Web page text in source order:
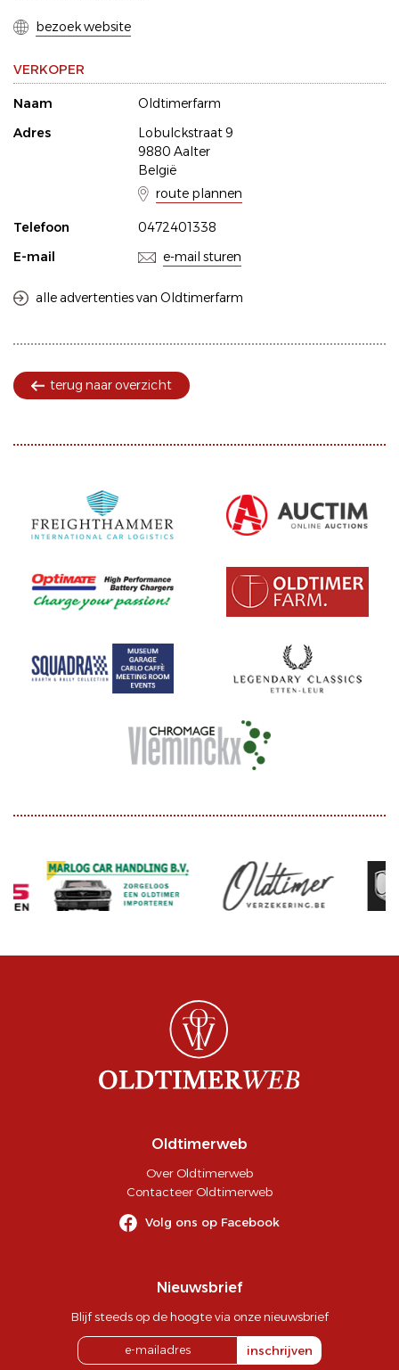
bezoek website
VERKOPER
Naam
Oldtimerfarm
Adres
Lobulckstraat 9
9880 Aalter
België
route plannen
Telefoon
0472401338
E-mail
e-mail sturen
alle advertenties van Oldtimerfarm
terug naar overzicht
Oldtimerweb
Over Oldtimerweb
Contacteer Oldtimerweb
Volg ons op Facebook
Nieuwsbrief
Blijf steeds op de hoogte via onze nieuwsbrief
inschrijven